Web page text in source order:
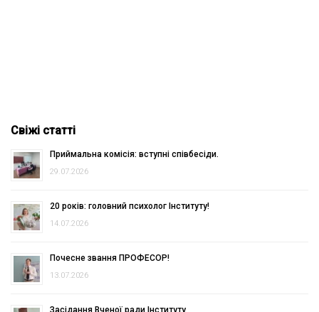
Свіжі статті
Приймальна комісія: вступні співбесіди.
29.07.2026
20 років: головний психолог Інституту!
14.07.2026
Почесне звання ПРОФЕСОР!
13.07.2026
Засідання Вченої ради Інституту